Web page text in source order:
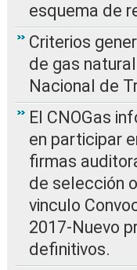
esquema de
Criterios
de gas
Nacional de
El CNOGas
en participar
firmas
de selección
vinculo
2017-Nuevo
definitivos.